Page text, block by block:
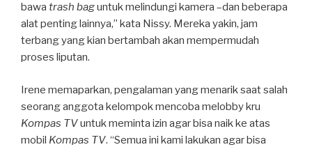
bawa trash baguntuk melindungi kamera –dan beberapa
alat penting lainnya,” kata Nissy. Mereka yakin, jam
terbang yang kian bertambah akan mempermudah
proses liputan.
Irene memaparkan, pengalaman yang menarik saat salah
seorang anggota kelompok mencoba melobby kru
Kompas TVuntuk meminta izin agar bisa naik ke atas
mobil Kompas TV. “Semua ini kami lakukan agar bisa